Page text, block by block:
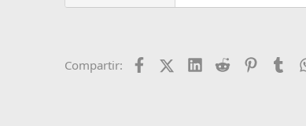
Compartir: FacebookX (Twitter)
LinkedIn
Reddit Pinterest